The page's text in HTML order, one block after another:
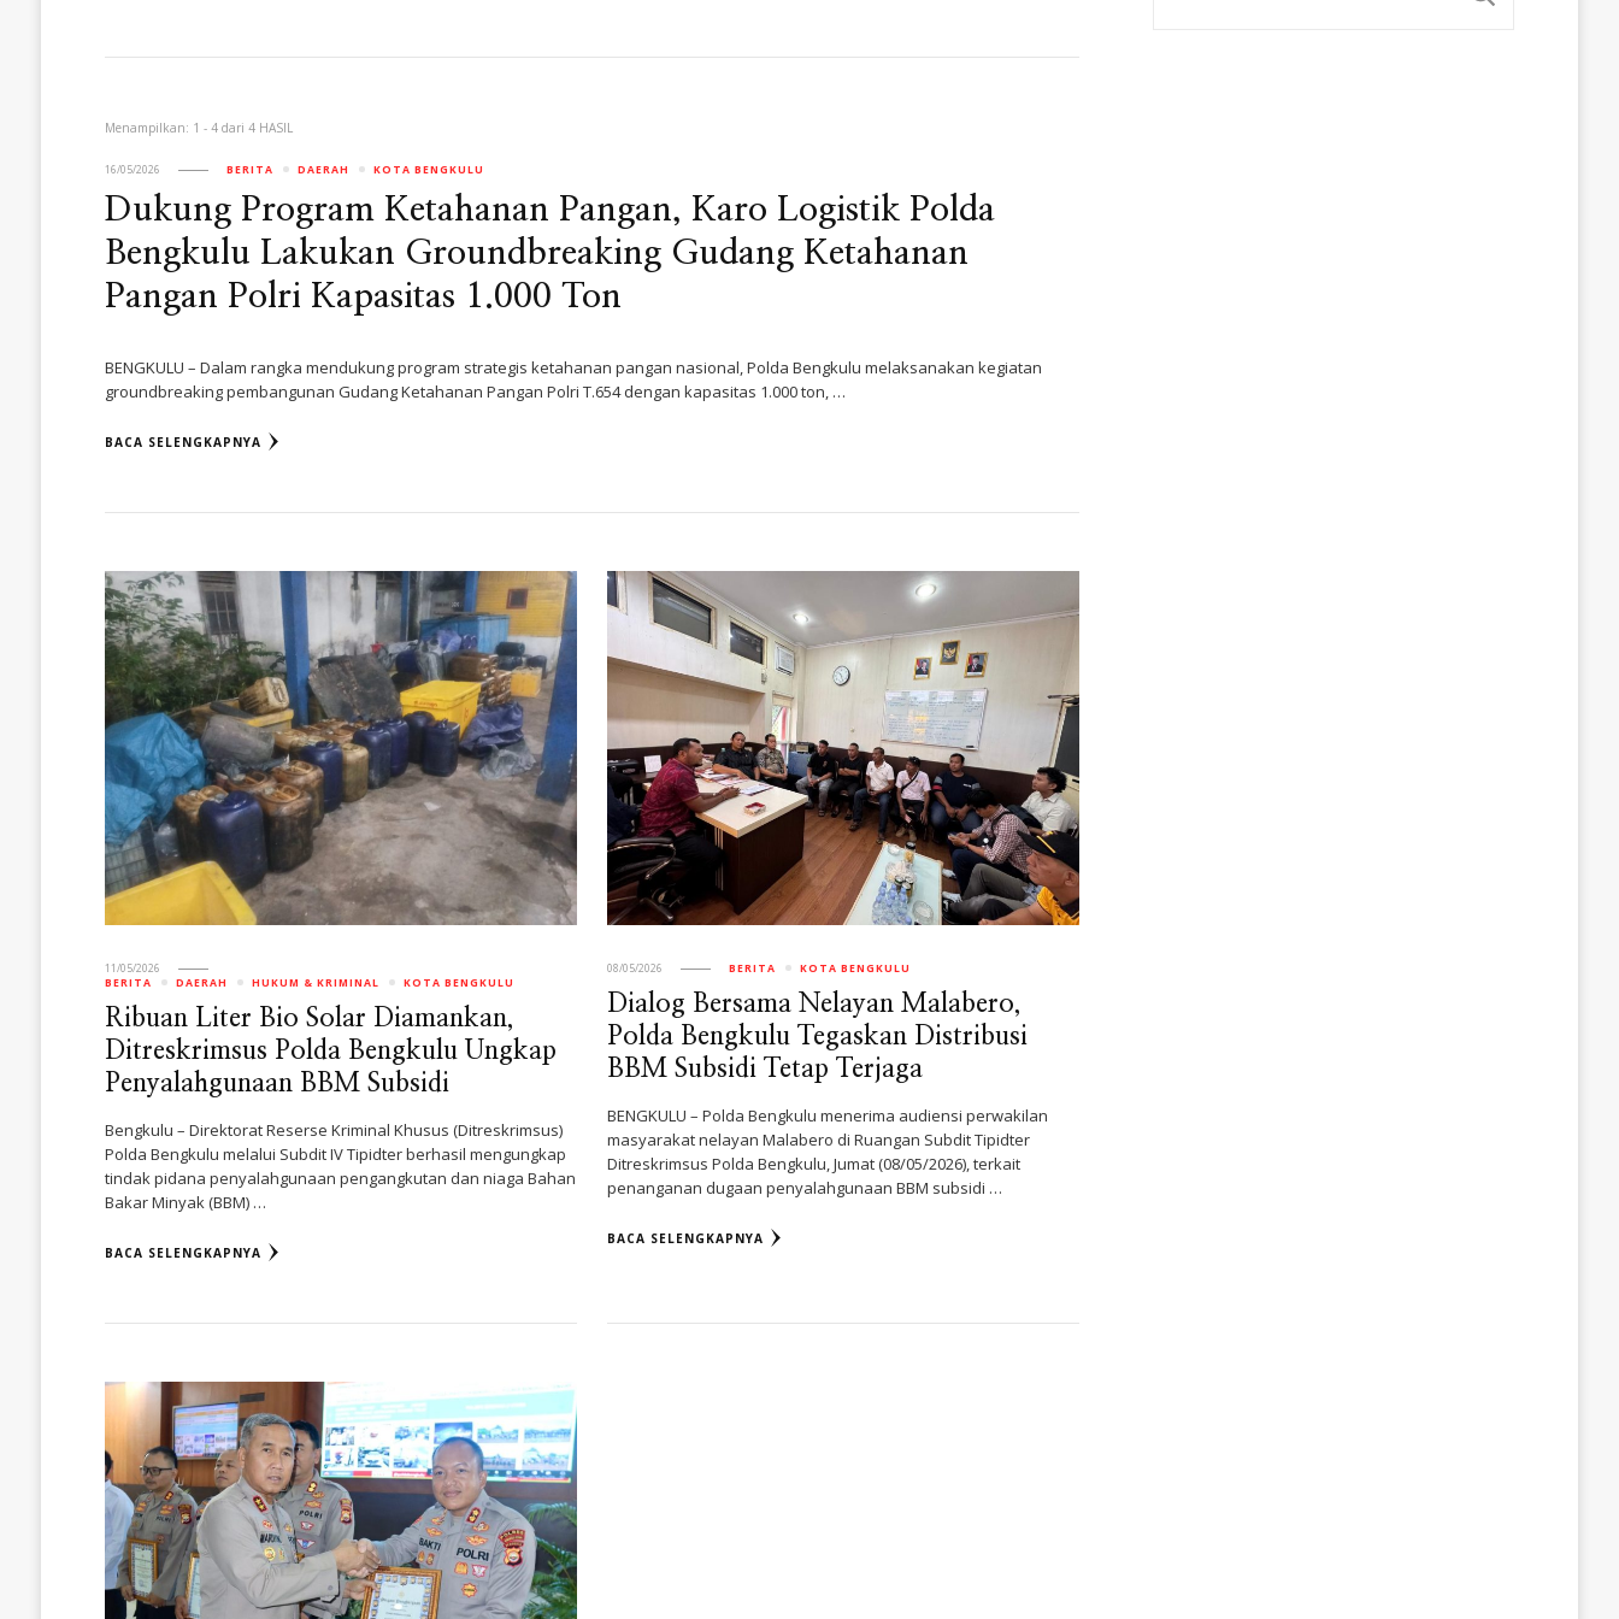
Menampilkan: 1 - 4 dari 4 HASIL
16/05/2026 BERITA DAERAH KOTA BENGKULU
Dukung Program Ketahanan Pangan, Karo Logistik Polda
Bengkulu Lakukan Groundbreaking Gudang Ketahanan
Pangan Polri Kapasitas 1.000 Ton
BENGKULU – Dalam rangka mendukung program strategis ketahanan pangan nasional, Polda Bengkulu melaksanakan kegiatan
groundbreaking pembangunan Gudang Ketahanan Pangan Polri T.654 dengan kapasitas 1.000 ton, …
BACA SELENGKAPNYA
11/05/2026
BERITA
DAERAH HUKUM & KRIMINAL KOTA BENGKULU
Ribuan Liter Bio Solar Diamankan,
Ditreskrimsus Polda Bengkulu Ungkap
Penyalahgunaan BBM Subsidi
Bengkulu – Direktorat Reserse Kriminal Khusus (Ditreskrimsus)
Polda Bengkulu melalui Subdit IV Tipidter berhasil mengungkap
tindak pidana penyalahgunaan pengangkutan dan niaga Bahan
Bakar Minyak (BBM) …
BACA SELENGKAPNYA
08/05/2026 BERITA KOTA BENGKULU
Dialog Bersama Nelayan Malabero,
Polda Bengkulu Tegaskan Distribusi
BBM Subsidi Tetap Terjaga
BENGKULU – Polda Bengkulu menerima audiensi perwakilan
masyarakat nelayan Malabero di Ruangan Subdit Tipidter
Ditreskrimsus Polda Bengkulu, Jumat (08/05/2026), terkait
penanganan dugaan penyalahgunaan BBM subsidi …
BACA SELENGKAPNYA